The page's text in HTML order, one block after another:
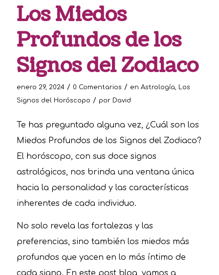
Los Miedos
Profundos de los
Signos del Zodiaco
enero 29, 2024 / 0 Comentarios / en Astrología
Los
Signos del Horóscopo / por David
Te has preguntado alguna vez, ¿Cuál son los
Miedos Profundos de los Signos del Zodiaco?
El horóscopo, con sus doce signos
astrológicos, nos brinda una ventana única
hacia la personalidad y las características
inherentes de cada individuo.
No solo revela las fortalezas y las
preferencias, sino también los miedos más
profundos que yacen en lo más íntimo de
cada signo. En este post blog, vamos a